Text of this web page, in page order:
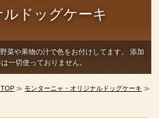
ドッグケーキ
菜や果物の汁で色をお付けしてます。
添加
一切使っておりません。
≫モンターニャ・オリジナルドッグケーキ ≫